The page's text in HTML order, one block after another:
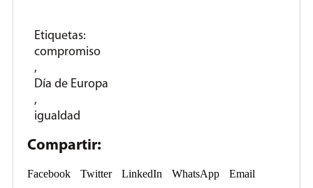
Etiquetas:
compromiso
,
Día de Europa
,
igualdad
Compartir:
Facebook Twitter LinkedIn WhatsApp Email